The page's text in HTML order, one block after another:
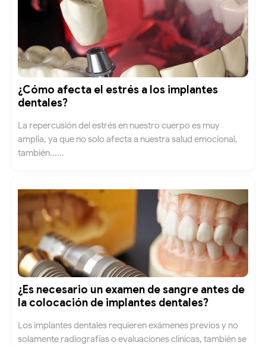
¿Cómo afecta el estrés a los implantes
dentales?
La repercusión del estrés en nuestro cuerpo es muy
amplia, ya que no solo afecta a nuestra salud emocional,
también......
¿Es necesario un examen de sangre antes de
la colocación de implantes dentales?
Los implantes dentales requieren exámenes previos y no
solamente radiografías o evaluaciones clínicas, también se